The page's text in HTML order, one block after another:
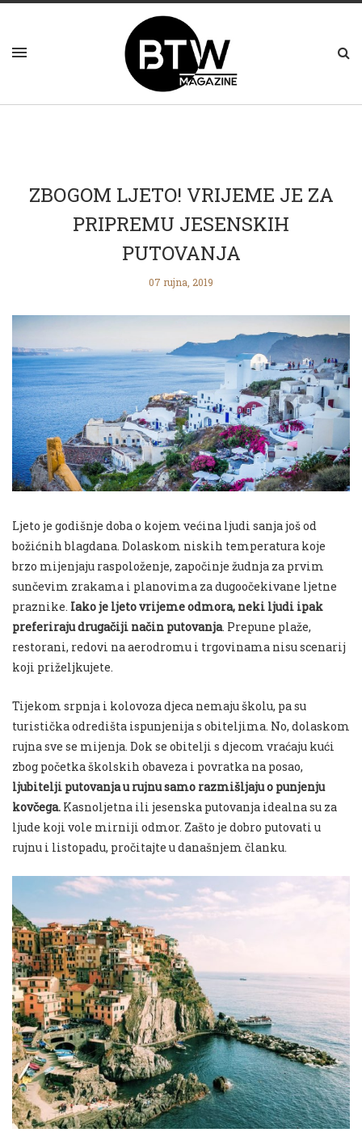
ZBOGOM LJETO! VRIJEME JE ZA
PRIPREMU JESENSKIH
PUTOVANJA
07 rujna, 2019
Ljeto je godišnje doba o kojem većina ljudi sanja još od
božićnih blagdana. Dolaskom niskih temperatura koje
brzo mijenjaju raspoloženje, započinje žudnja za prvim
sunčevim zrakama i planovima za dugoočekivane ljetne
praznike. Iako je ljeto vrijeme odmora, neki ljudi ipak
preferiraju drugačiji način putovanja. Prepune plaže,
restorani, redovi na aerodromu i trgovinama nisu scenarij
koji priželjkujete.
Tijekom srpnja i kolovoza djeca nemaju školu, pa su
turistička odredišta ispunjenija s obiteljima. No, dolaskom
rujna sve se mijenja. Dok se obitelji s djecom vraćaju kući
zbog početka školskih obaveza i povratka na posao,
ljubitelji putovanja u rujnu samo razmišljaju o punjenju
kovčega. Kasnoljetna ili jesenska putovanja idealna su za
ljude koji vole mirniji odmor. Zašto je dobro putovati u
rujnu i listopadu, pročitajte u današnjem članku.